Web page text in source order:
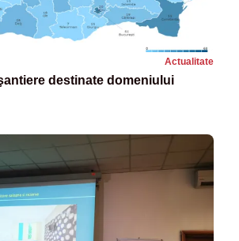
Actualitate
destinate domeniului